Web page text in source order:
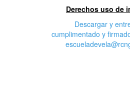
Derechos uso de
Descargar y
cumplimentado y